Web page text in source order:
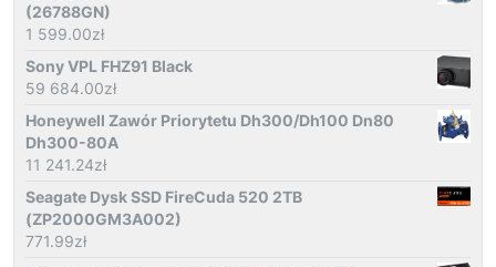
(26788GN)
1 599.00zł
Sony VPL FHZ91 Black
59 684.00zł
Honeywell Zawór Priorytetu Dh300/Dh100 Dn80
Dh300-80A
11 241.24zł
Seagate Dysk SSD FireCuda 520 2TB
(ZP2000GM3A002)
771.99zł